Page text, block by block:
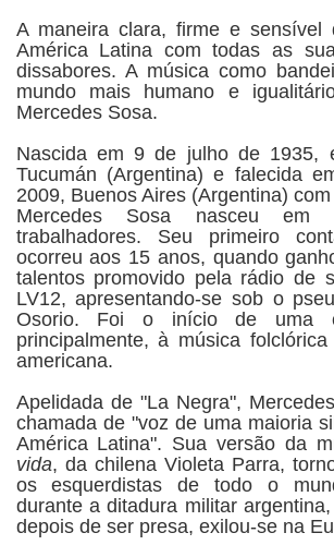
A maneira clara, firme e sensível
América Latina com todas as
dissabores. A música como
mundo mais humano e
Mercedes Sosa.
Nascida em 9 de julho de 1935,
Tucumán (Argentina) e falecida
2009, Buenos Aires (Argentina)
Mercedes Sosa nasceu
trabalhadores. Seu primeiro
ocorreu aos 15 anos, quando
talentos promovido pela rádio de
LV12, apresentando-se sob o
Osorio. Foi o início de uma
principalmente, à música
americana.
Apelidada de "La Negra",
chamada de "voz de uma maioria
América Latina". Sua versão da
vida, da chilena Violeta Parra,
os esquerdistas de todo o
durante a ditadura militar
depois de ser presa, exilou-se na